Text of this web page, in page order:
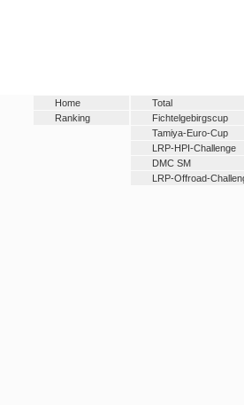
Home
Ranking
Total
Fichtelgebirgscup
Tamiya-Euro-Cup
LRP-HPI-Challenge
DMC SM
LRP-Offroad-